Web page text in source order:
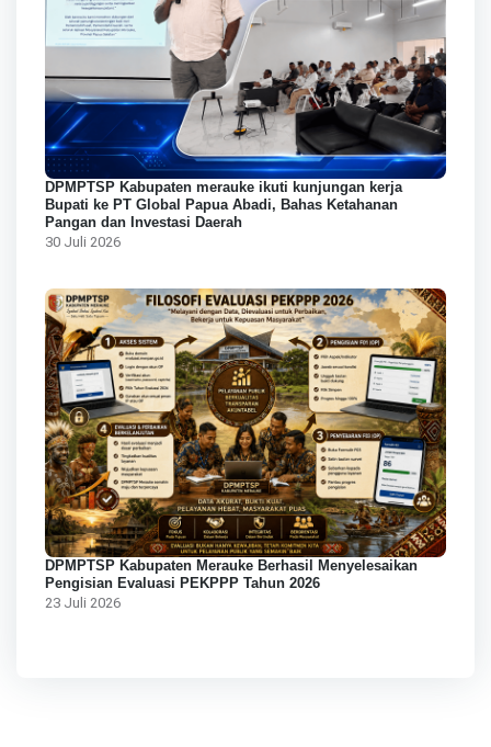
DPMPTSP Kabupaten merauke ikuti kunjungan kerja
Bupati ke PT Global Papua Abadi, Bahas Ketahanan
Pangan dan Investasi Daerah
30 Juli 2026
DPMPTSP Kabupaten Merauke Berhasil Menyelesaikan
Pengisian Evaluasi PEKPPP Tahun 2026
23 Juli 2026